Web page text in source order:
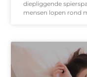
diepliggende
mensen lopen rond